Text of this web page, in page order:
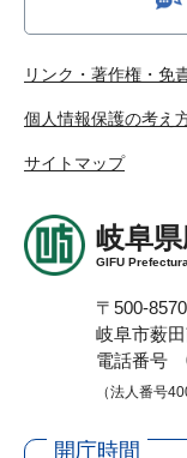
リンク・著作権・免
個人情報保護の考え
サイトマップ
岐阜
GIFU
〒500-8570
岐阜市薮
電話番号
（法人番号
開庁時間